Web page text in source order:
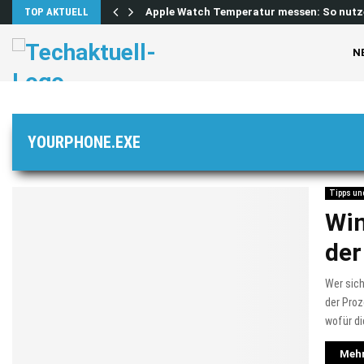
TOP AKTUELL Apple Watch Temperatur messen: So
YOURPHONE.EXE
Tipps
Wer
der
wofür